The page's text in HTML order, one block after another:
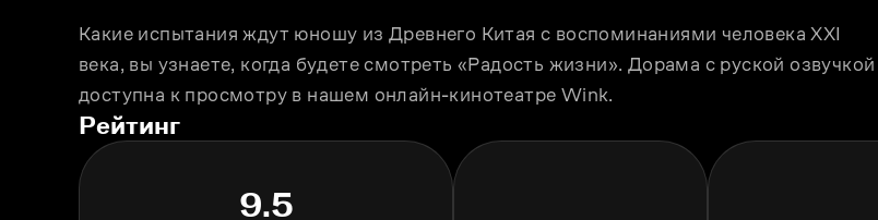
Какие испытания ждут юношу из Древнего Китая с воспоминаниями человека XXI
века, вы узнаете, когда будете смотреть «Радость жизни». Дорама с руской озвучкой
доступна к просмотру в нашем онлайн-кинотеатре Wink.
Рейтинг
9.5